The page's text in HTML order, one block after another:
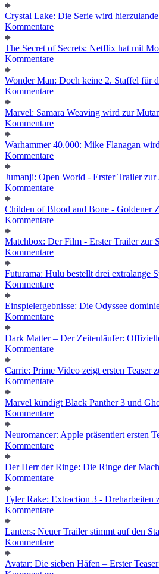
Crystal Lake: Die Serie wird
Kommentare
The Secret of Secrets: Netflix hat mit
Kommentare
Wonder Man: Doch keine 2. Staffel für
Kommentare
Marvel: Samara Weaving wird zur
Kommentare
Warhammer 40.000: Mike Flanagan
Kommentare
Jumanji: Open World - Erster Trailer
Kommentare
Childen of Blood and Bone - Goldener
Kommentare
Matchbox: Der Film - Erster Trailer zur
Kommentare
Futurama: Hulu bestellt drei extralange
Kommentare
Einspielergebnisse: Die Odyssee
Kommentare
Dark Matter – Der Zeitenläufer:
Kommentare
Carrie: Prime Video zeigt ersten Teaser
Kommentare
Marvel kündigt Black Panther 3 und
Kommentare
Neuromancer: Apple präsentiert ersten
Kommentare
Der Herr der Ringe: Die Ringe der
Kommentare
Tyler Rake: Extraction 3 - Dreharbeiten
Kommentare
Lanters: Neuer Trailer stimmt auf den
Kommentare
Avatar: Die sieben Häfen – Erster